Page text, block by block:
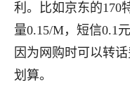
利。比如京东的170
量0.15/M，短信0.1
因为网购时可以转
划算。